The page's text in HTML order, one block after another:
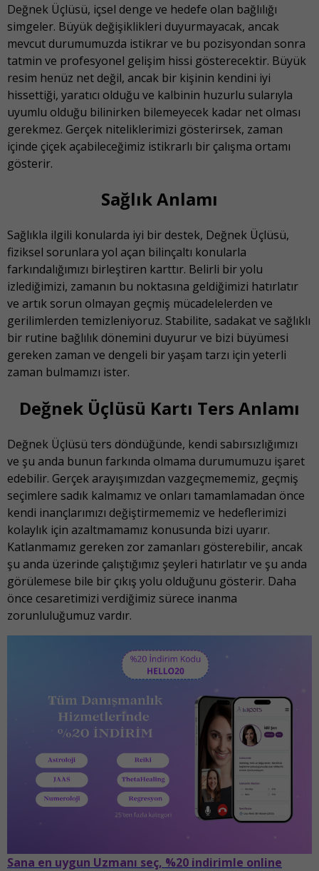
Değnek Üçlüsü, içsel denge ve hedefe olan bağlılığı
simgeler. Büyük değişiklikleri duyurmayacak, ancak
mevcut durumumuzda istikrar ve bu pozisyondan sonra
tatmin ve profesyonel gelişim hissi gösterecektir. Büyük
resim henüz net değil, ancak bir kişinin kendini iyi
hissettiği, yaratıcı olduğu ve kalbinin huzurlu sularıyla
uyumlu olduğu bilinirken bilemeyecek kadar net olması
gerekmez. Gerçek niteliklerimizi gösterirsek, zaman
içinde çiçek açabileceğimiz istikrarlı bir çalışma ortamı
gösterir.
Sağlık Anlamı
Sağlıkla ilgili konularda iyi bir destek, Değnek Üçlüsü,
fiziksel sorunlara yol açan bilinçaltı konularla
farkındalığımızı birleştiren karttır. Belirli bir yolu
izlediğimizi, zamanın bu noktasına geldiğimizi hatırlatır
ve artık sorun olmayan geçmiş mücadelelerden ve
gerilimlerden temizleniyoruz. Stabilite, sadakat ve sağlıklı
bir rutine bağlılık dönemini duyurur ve bizi büyümesi
gereken zaman ve dengeli bir yaşam tarzı için yeterli
zaman bulmamızı ister.
Değnek Üçlüsü Kartı Ters Anlamı
Değnek Üçlüsü ters döndüğünde, kendi sabırsızlığımızı
ve şu anda bunun farkında olmama durumumuzu işaret
edebilir. Gerçek arayışımızdan vazgeçmememiz, geçmiş
seçimlere sadık kalmamız ve onları tamamlamadan önce
kendi inançlarımızı değiştirmememiz ve hedeflerimizi
kolaylık için azaltmamamız konusunda bizi uyarır.
Katlanmamız gereken zor zamanları gösterebilir, ancak
şu anda üzerinde çalıştığımız şeyleri hatırlatır ve şu anda
görülemese bile bir çıkış yolu olduğunu gösterir. Daha
önce cesaretimizi verdiğimiz sürece inanma
zorunluluğumuz vardır.
Sana en uygun Uzmanı seç, %20 indirimle online